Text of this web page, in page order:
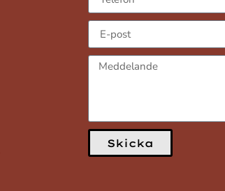
Skicka